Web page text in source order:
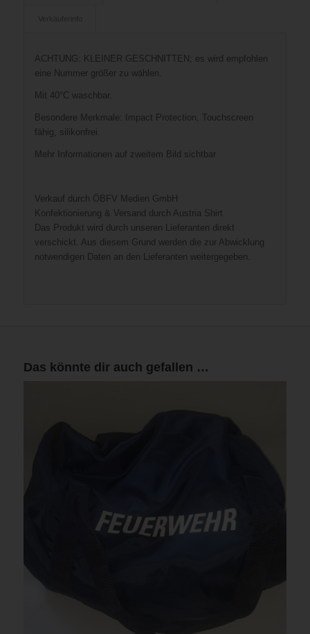
ACHTUNG: KLEINER GESCHNITTEN; es wird empfohlen
eine Nummer größer zu wählen.
Mit 40°C waschbar.
Besondere Merkmale: Impact Protection, Touchscreen
fähig, silikonfrei.
Mehr Informationen auf zweitem Bild sichtbar
Verkauf durch ÖBFV Medien GmbH
Konfektionierung & Versand durch Austria Shirt
Das Produkt wird durch unseren Lieferanten direkt
verschickt. Aus diesem Grund werden die zur Abwicklung
notwendigen Daten an den Lieferanten weitergegeben.
Das könnte dir auch gefallen …